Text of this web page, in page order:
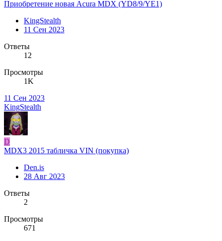
Приобретение новая Acura MDX (YD8/9/YE1)
KingStеalth
11 Сен 2023
Ответы
12
Просмотры
1K
11 Сен 2023
KingStеalth
D
MDX3 2015 табличка VIN (покупка)
Den.is
28 Авг 2023
Ответы
2
Просмотры
671